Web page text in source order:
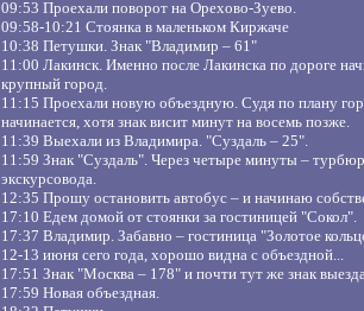
09:53 Проехали поворот на Орехово-Зуево.
09:58-10:21 Стоянка в маленьком Киржаче
10:38 Петушки. Знак "Владимир – 61"
11:00 Лакинск. Именно после Лакинска по дороге
крупный город.
11:15 Проехали новую объездную. Судя по плану
начинается, хотя знак висит минут на восемь позже.
11:39 Выехали из Владимира. "Суздаль – 25".
11:59 Знак "Суздаль". Через четыре минуты –
экскурсовода.
12:35 Прошу остановить автобус – и начинаю
17:10 Едем домой от стоянки за гостиницей "Сокол".
17:37 Владимир. Забавно – гостиница "Золотое
12-13 июня сего года, хорошо видна с объездной...
17:51 Знак "Москва – 178" и почти тут же знак
17:59 Новая объездная.